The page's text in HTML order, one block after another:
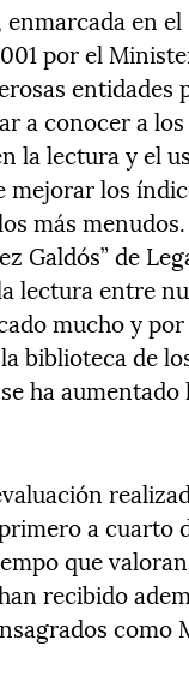
en
por el
entidades
a conocer a
la lectura y el
mejorar los
más
Galdós” de
lectura entre
mucho y
biblioteca de
ha
a cuarto
que
recibido
como